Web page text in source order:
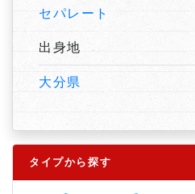
セパレート
出身地
大分県
タイプから探す